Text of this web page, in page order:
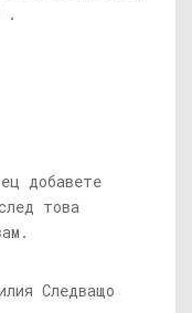
.
добавете
това